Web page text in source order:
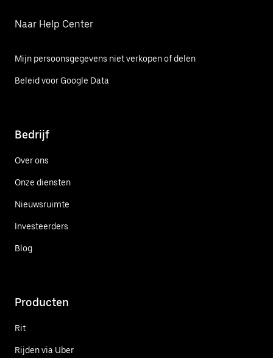
Naar Help Center
Mijn persoonsgegevens niet verkopen of delen
Beleid voor Google Data
Bedrijf
Over ons
Onze diensten
Nieuwsruimte
Investeerders
Blog
Producten
Rit
Rijden via Uber